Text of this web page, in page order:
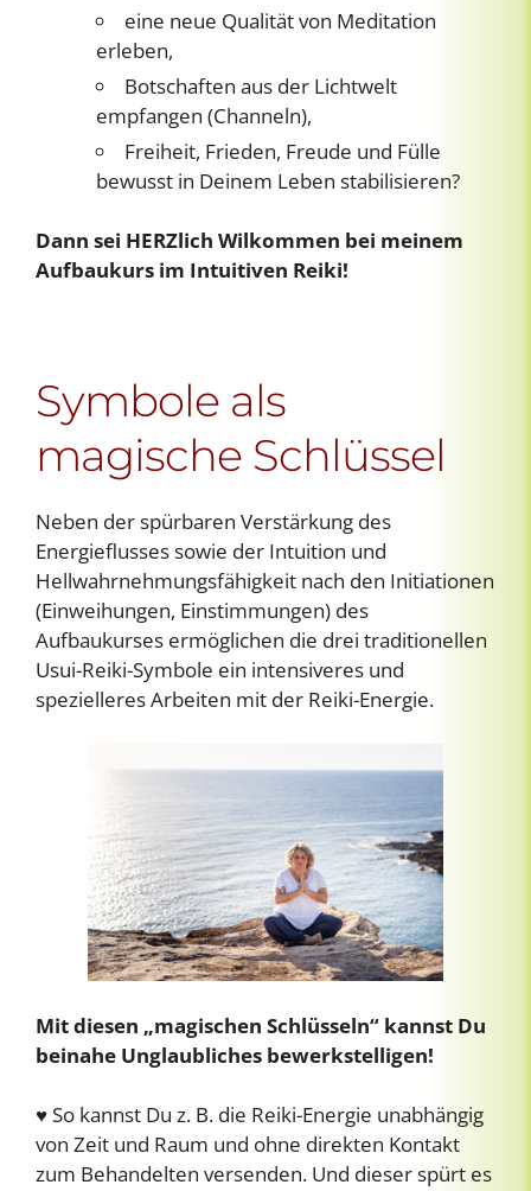
eine neue Qualität von Meditation
erleben,
Botschaften aus der Lichtwelt
empfangen (Channeln),
Freiheit, Frieden, Freude und Fülle
bewusst in Deinem Leben stabilisieren?
Dann sei HERZlich Wilkommen bei meinem
Aufbaukurs im Intuitiven Reiki!
Symbole als
magische Schlüssel
Neben der spürbaren Verstärkung des
Energieflusses sowie der Intuition und
Hellwahrnehmungsfähigkeit nach den Initiationen
(Einweihungen, Einstimmungen) des
Aufbaukurses ermöglichen die drei traditionellen
Usui-Reiki-Symbole ein intensiveres und
spezielleres Arbeiten mit der Reiki-Energie.
Mit diesen „magischen Schlüsseln“ kannst Du
beinahe Unglaubliches bewerkstelligen!
♥ So kannst Du z. B. die Reiki-Energie unabhängig
von Zeit und Raum und ohne direkten Kontakt
zum Behandelten versenden. Und dieser spürt es